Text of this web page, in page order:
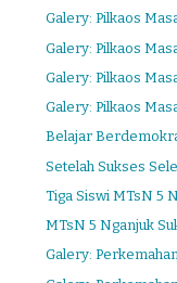
Galery: Pilkaos
Galery: Pilkaos
Galery: Pilkaos
Galery: Pilkaos
Belajar
Setelah Sukses
Tiga Siswi MTsN 5
MTsN 5 Nganjuk
Galery: